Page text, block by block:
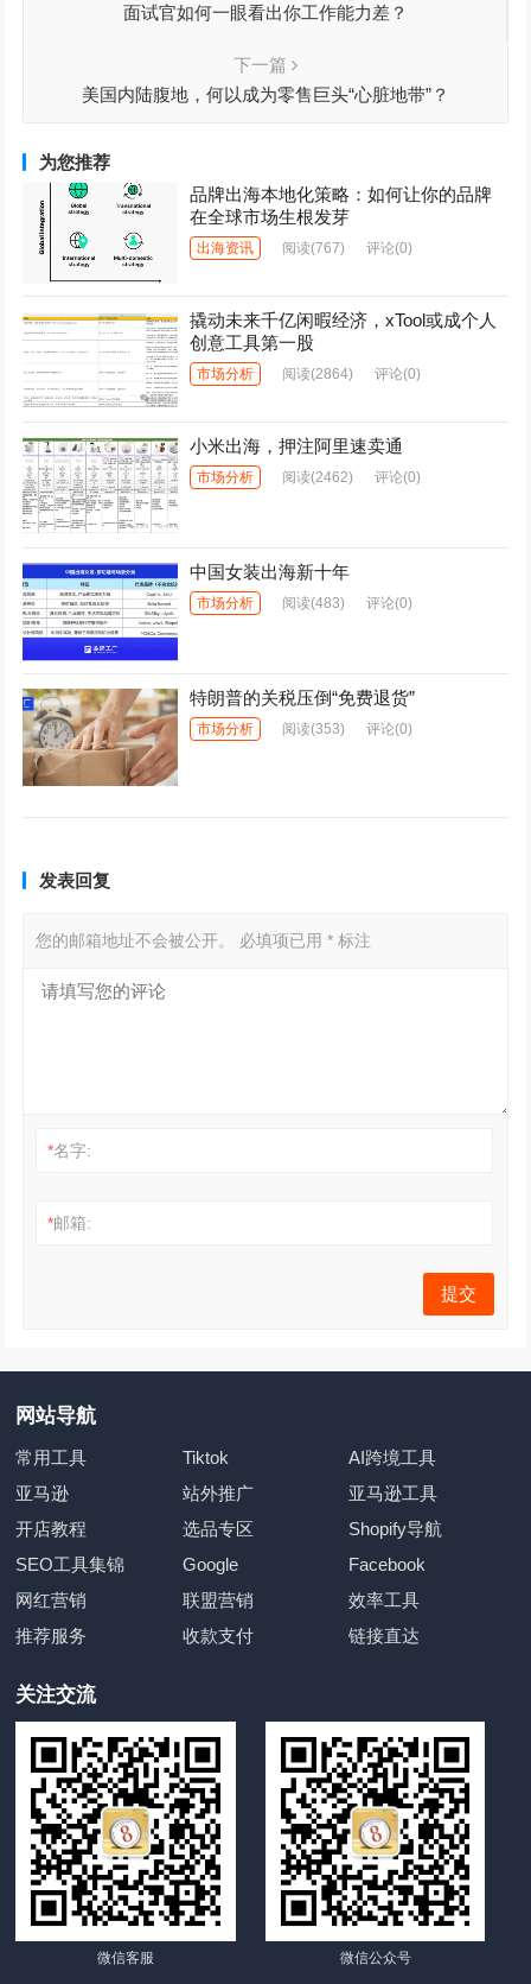
面试官如何一眼看出你工作能力差？
下一篇
美国内陆腹地，何以成为零售巨头“心脏地带”？
为您推荐
品牌出海本地化策略：如何让你的品牌
在全球市场生根发芽
出海资讯 阅读(767) 评论(0)
撬动未来千亿闲暇经济，xTool或成个人
创意工具第一股
市场分析 阅读(2864) 评论(0)
小米出海，押注阿里速卖通
市场分析 阅读(2462) 评论(0)
中国女装出海新十年
市场分析 阅读(483) 评论(0)
特朗普的关税压倒“免费退货”
市场分析 阅读(353) 评论(0)
发表回复
您的邮箱地址不会被公开。 必填项已用* 标注
*名字:
*邮箱:
网站导航
常用工具 Tiktok
AI跨境工具
亚马逊
站外推广
亚马逊工具
开店教程
选品专区
Shopify导航
SEO工具集锦
Google
Facebook
网红营销
联盟营销
效率工具
推荐服务
收款支付 链接直达
关注交流
微信客服 微信公众号